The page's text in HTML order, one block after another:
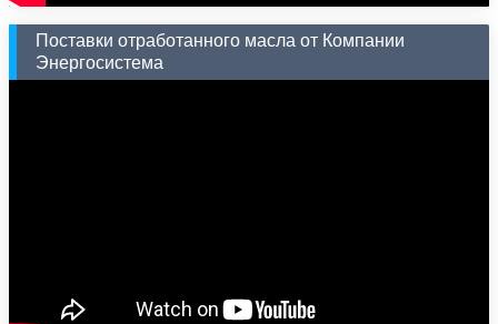
Поставки отработанного масла от Компании
Энергосистема